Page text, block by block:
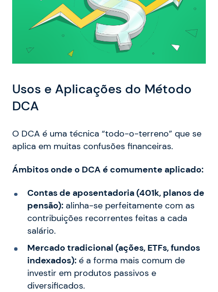
Usos e Aplicações do Método
DCA
O DCA é uma técnica “todo-o-terreno” que se
aplica em muitas confusões financeiras.
Ámbitos onde o DCA é comumente aplicado:
Contas de aposentadoria (401k, planos de
pensão):alinha-se perfeitamente com as
contribuições recorrentes feitas a cada
salário.
Mercado tradicional (ações, ETFs, fundos
indexados):é a forma mais comum de
investir em produtos passivos e
diversificados.